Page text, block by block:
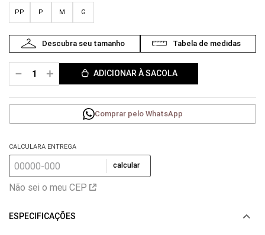
PP P M G
＋
－ ADICIONAR À SACOLA
Comprar pelo WhatsApp
CALCULARA ENTREGA
calcular
Não sei o meu CEP
ESPECIFICAÇÕES